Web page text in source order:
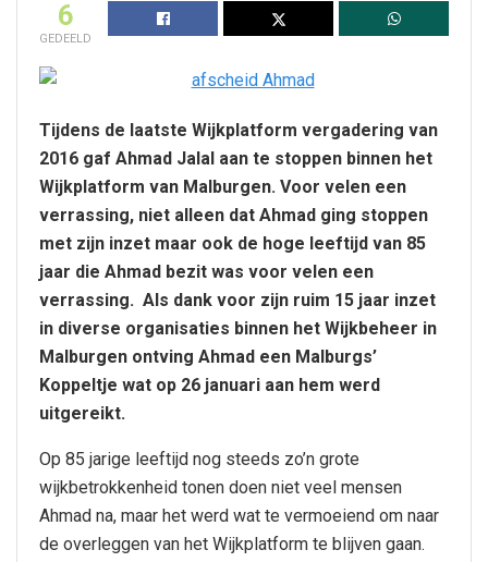
6
GEDEELD
Tijdens de laatste Wijkplatform vergadering van
2016 gaf Ahmad Jalal aan te stoppen binnen het
Wijkplatform van Malburgen. Voor velen een
verrassing, niet alleen dat Ahmad ging stoppen
met zijn inzet maar ook de hoge leeftijd van 85
jaar die Ahmad bezit was voor velen een
verrassing. Als dank voor zijn ruim 15 jaar inzet
in diverse organisaties binnen het Wijkbeheer in
Malburgen ontving Ahmad een Malburgs’
Koppeltje wat op 26 januari aan hem werd
uitgereikt.
Op 85 jarige leeftijd nog steeds zo’n grote
wijkbetrokkenheid tonen doen niet veel mensen
Ahmad na, maar het werd wat te vermoeiend om naar
de overleggen van het Wijkplatform te blijven gaan.